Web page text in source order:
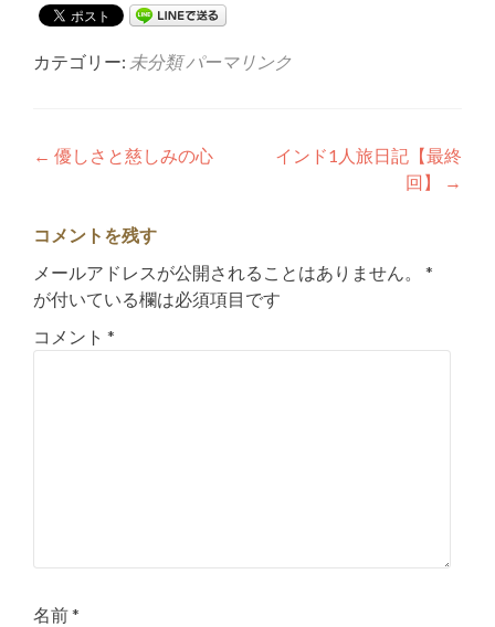
カテゴリー: 未分類 パーマリンク
投
ナ
ビ
ゲ
ー
← 優しさと慈しみの心
インド1人旅日記【最終
回】
→
コメントを残す
メールアドレスが公開されることはありません。
*
が付いている欄は必須項目です
コメント *
名前*